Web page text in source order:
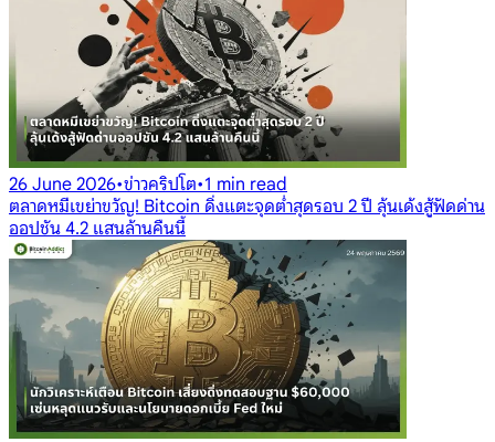
26 June 2026•ข่าวคริปโต•1 min read
ตลาดหมีเขย่าขวัญ! Bitcoin ดิ่งแตะจุดต่ำสุดรอบ 2 ปี ลุ้นเด้งสู้ฟัดด่าน
ออปชัน 4.2 แสนล้านคืนนี้